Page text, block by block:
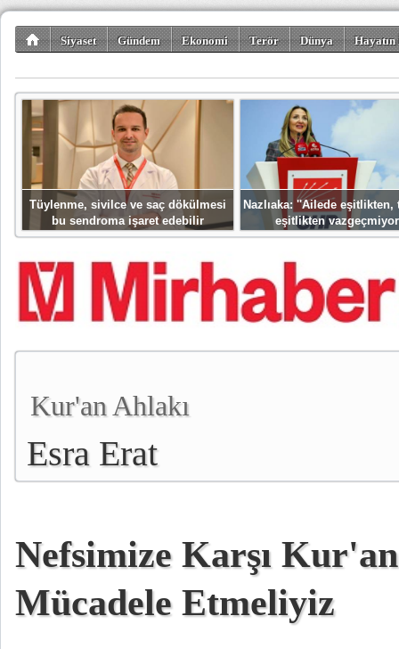
Siyaset Gündem Ekonomi Terör Dünya
Tüylenme, sivilce ve saç dökülmesi
bu sendroma işaret edebilir
Nazlıaka: ''Ailede eşitlikten,
eşitlikten
Kur'an Ahlakı
Esra Erat
Nefsimize Karşı
Mücadele Etmeliyiz